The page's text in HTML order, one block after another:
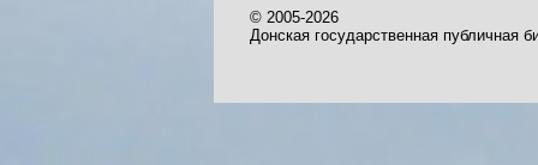
© 2005-2026
Донская государственная публичная